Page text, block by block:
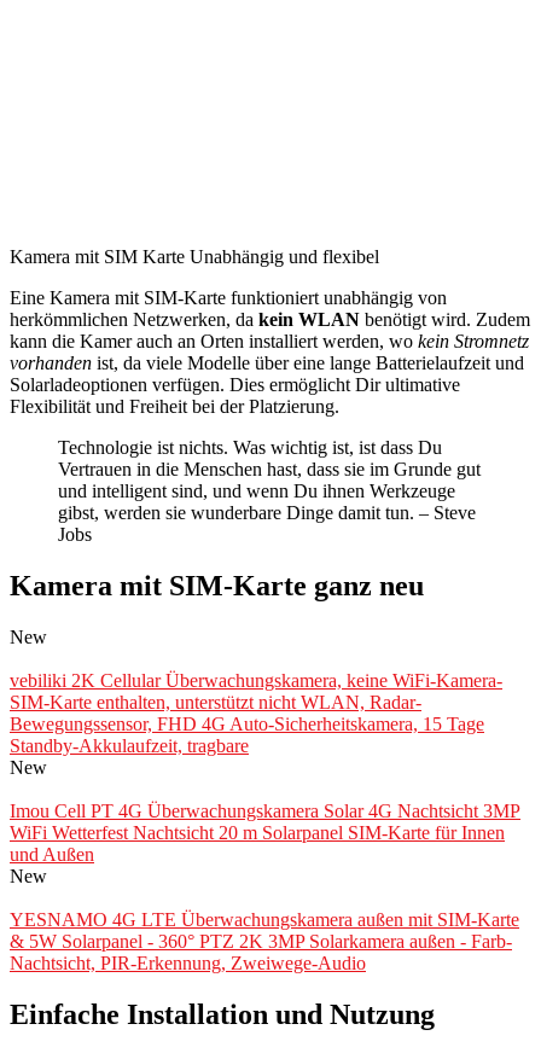
Kamera mit SIM Karte Unabhängig und flexibel
Eine Kamera mit SIM-Karte funktioniert unabhängig von
herkömmlichen Netzwerken, da kein WLAN benötigt wird. Zudem
kann die Kamer auch an Orten installiert werden, wo kein Stromnetz
vorhanden ist, da viele Modelle über eine lange Batterielaufzeit und
Solarladeoptionen verfügen. Dies ermöglicht Dir ultimative
Flexibilität und Freiheit bei der Platzierung.
Technologie ist nichts. Was wichtig ist, ist dass Du
Vertrauen in die Menschen hast, dass sie im Grunde gut
und intelligent sind, und wenn Du ihnen Werkzeuge
gibst, werden sie wunderbare Dinge damit tun. – Steve
Jobs
Kamera mit SIM-Karte ganz neu
New
vebiliki 2K Cellular Überwachungskamera, keine WiFi-Kamera-
SIM-Karte enthalten, unterstützt nicht WLAN, Radar-
Bewegungssensor, FHD 4G Auto-Sicherheitskamera, 15 Tage
Standby-Akkulaufzeit, tragbare
New
Imou Cell PT 4G Überwachungskamera Solar 4G Nachtsicht 3MP
WiFi Wetterfest Nachtsicht 20 m Solarpanel SIM-Karte für Innen
und Außen
New
YESNAMO 4G LTE Überwachungskamera außen mit SIM-Karte
& 5W Solarpanel - 360° PTZ 2K 3MP Solarkamera außen - Farb-
Nachtsicht, PIR-Erkennung, Zweiwege-Audio
Einfache Installation und Nutzung